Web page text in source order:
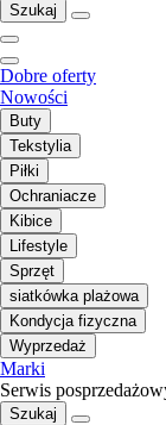
Szukaj
Dobre oferty
Nowości
Buty
Tekstylia
Piłki
Ochraniacze
Kibice
Lifestyle
Sprzęt
siatkówka plażowa
Kondycja fizyczna
Wyprzedaż
Marki
Serwis
Szukaj